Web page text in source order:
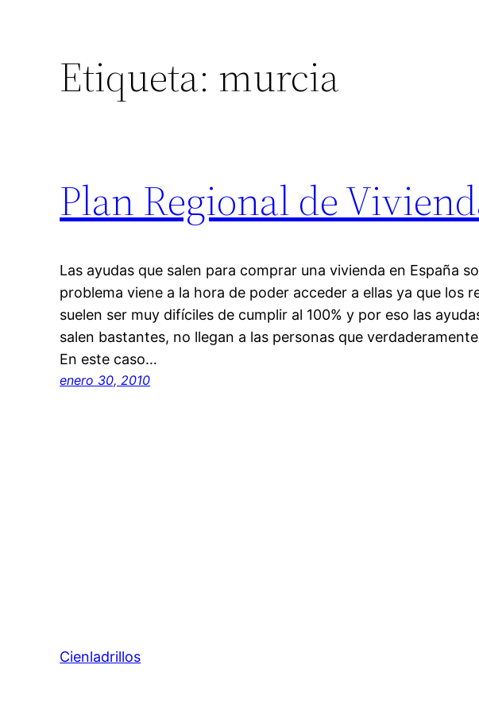
Etiqueta: murcia
Plan Regional de
Las ayudas que salen para comprar una vivienda en España
problema viene a la hora de poder acceder a ellas ya que los
suelen ser muy difíciles de cumplir al 100% y por eso las
salen bastantes, no llegan a las personas que
En este caso…
enero 30, 2010
Cienladrillos